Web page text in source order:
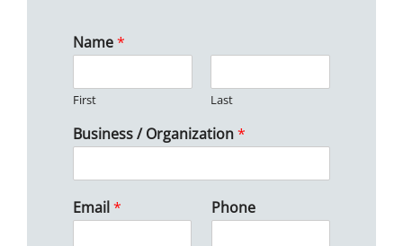
Name*
First Last
Business / Organization*
Email * Phone